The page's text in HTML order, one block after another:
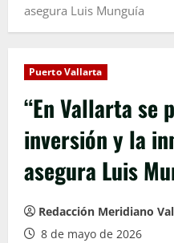
asegura Luis Munguía
Puerto Vallarta
“En Vallarta se
inversión y la
asegura Luis
Redacción Meridiano
8 de mayo de 2026